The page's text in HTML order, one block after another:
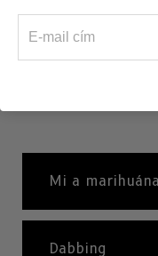
ELŐZŐ
Út a
Mi a
Dabbing